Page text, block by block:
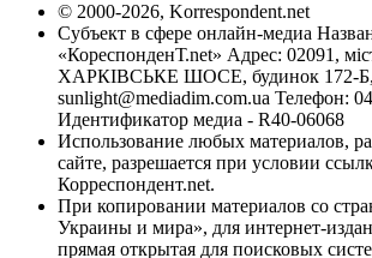
© 2000-2026, Korrespondent.net
Субъект в сфере онлайн-медиа
«КореспонденТ.net» Адрес: 02091,
ХАРКІВСЬКЕ ШОСЕ, будинок 172-Б,
sunlight@mediadim.com.ua Телефон:
Идентификатор медиа - R40-06068
Использование любых материалов,
сайте, разрешается при условии
Корреспондент.net.
При копировании материалов со
Украины и мира», для интернет-
прямая открытая для поисковых